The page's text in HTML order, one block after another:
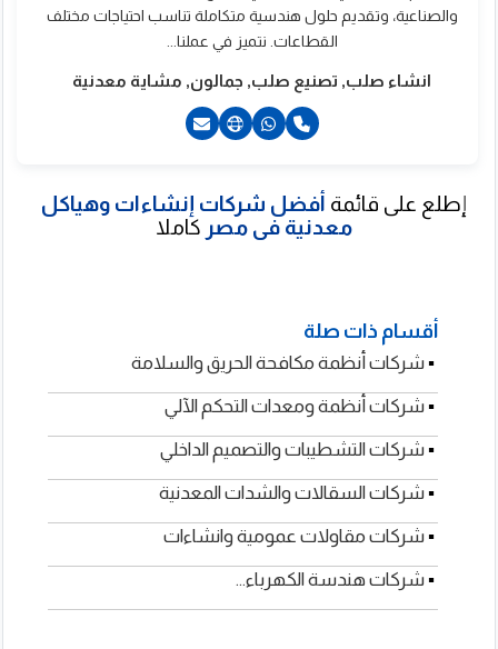
والصناعية، وتقديم حلول هندسية متكاملة تناسب احتياجات مختلف
القطاعات. نتميز في عملنا...
انشاء صلب, تصنيع صلب, جمالون, مشاية معدنية
إطلع على قائمة أفضل شركات إنشاءات وهياكل
معدنية فى مصر كاملا
أقسام ذات صلة
▪
شركات أنظمة مكافحة الحريق والسلامة
▪
شركات أنظمة ومعدات التحكم الآلي
▪
شركات التشطيبات والتصميم الداخلي
▪
▪
▪